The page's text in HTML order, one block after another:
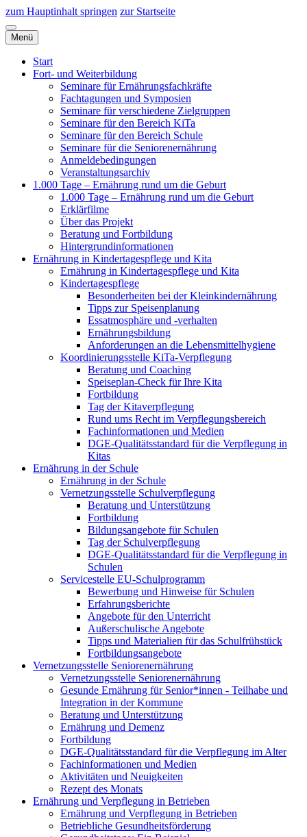
zum Hauptinhalt springen zur Startseite
Menü
Start
Fort- und Weiterbildung
Seminare für Ernährungsfachkräfte
Fachtagungen und Symposien
Seminare für verschiedene Zielgruppen
Seminare für den Bereich KiTa
Seminare für den Bereich Schule
Seminare für die Seniorenernährung
Anmeldebedingungen
Veranstaltungsarchiv
1.000 Tage – Ernährung rund um die Geburt
1.000 Tage – Ernährung rund um die Geburt
Erklärfilme
Über das Projekt
Beratung und Fortbildung
Hintergrundinformationen
Ernährung in Kindertagespflege und Kita
Ernährung in Kindertagespflege und Kita
Kindertagespflege
Besonderheiten bei der Kleinkindernährung
Tipps zur Speisenplanung
Essatmosphäre und -verhalten
Ernährungsbildung
Anforderungen an die Lebensmittelhygiene
Koordinierungsstelle KiTa-Verpflegung
Beratung und Coaching
Speiseplan-Check für Ihre Kita
Fortbildung
Tag der Kitaverpflegung
Rund ums Recht im Verpflegungsbereich
Fachinformationen und Medien
DGE-Qualitätsstandard für die Verpflegung in
Kitas
Ernährung in der Schule
Ernährung in der Schule
Vernetzungsstelle Schulverpflegung
Beratung und Unterstützung
Fortbildung
Bildungsangebote für Schulen
Tag der Schulverpflegung
DGE-Qualitätsstandard für die Verpflegung in
Schulen
Servicestelle EU-Schulprogramm
Bewerbung und Hinweise für Schulen
Erfahrungsberichte
Angebote für den Unterricht
Außerschulische Angebote
Tipps und Materialien für das Schulfrühstück
Fortbildungsangebote
Vernetzungsstelle Seniorenernährung
Vernetzungsstelle Seniorenernährung
Gesunde Ernährung für Senior*innen - Teilhabe und
Integration in der Kommune
Beratung und Unterstützung
Ernährung und Demenz
Fortbildung
DGE-Qualitätsstandard für die Verpflegung im Alter
Fachinformationen und Medien
Aktivitäten und Neuigkeiten
Rezept des Monats
Ernährung und Verpflegung in Betrieben
Ernährung und Verpflegung in Betrieben
Betriebliche Gesundheitsförderung